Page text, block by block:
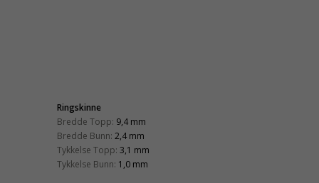
Ringskinne
Bredde Topp: 9,4 mm
Bredde Bunn: 2,4 mm
Tykkelse Topp: 3,1 mm
Tykkelse Bunn: 1,0 mm